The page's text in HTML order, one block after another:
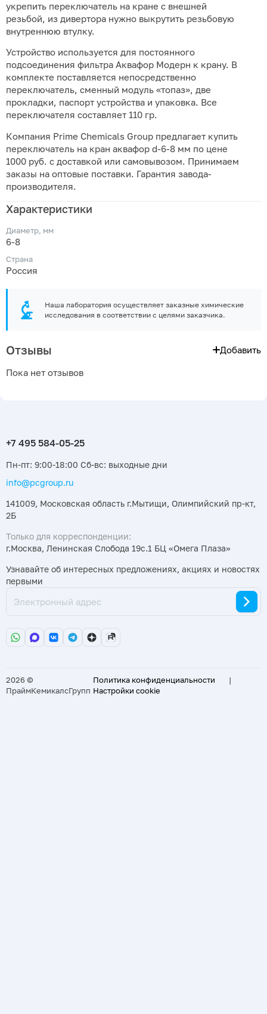
укрепить переключатель на кране с внешней
резьбой, из дивертора нужно выкрутить резьбовую
внутреннюю втулку.
Устройство используется для постоянного
подсоединения фильтра Аквафор Модерн к крану. В
комплекте поставляется непосредственно
переключатель, сменный модуль «топаз», две
прокладки, паспорт устройства и упаковка. Все
переключателя составляет 110 гр.
Компания Prime Chemicals Group предлагает купить
переключатель на кран аквафор d-6-8 мм по цене
1000 руб. с доставкой или самовывозом. Принимаем
заказы на оптовые поставки. Гарантия завода-
производителя.
Характеристики
Диаметр, мм
6-8
Страна
Россия
Наша лаборатория осуществляет заказные химические
исследования в соответствии с целями заказчика.
Отзывы Добавить
Пока нет отзывов
Пн-пт: 9:00-18:00 Сб-вс: выходные дни
info@pcgroup.ru
141009, Московская область г.Мытищи, Олимпийский пр-кт,
2Б
Только для корреспонденции:
г.Москва, Ленинская Слобода 19с.1 БЦ «Омега Плаза»
Узнавайте об интересных предложениях, акциях и новостях
первыми
2026 ©
ПраймКемикалсГрупп
Политика конфиденциальности
|
Настройки cookie